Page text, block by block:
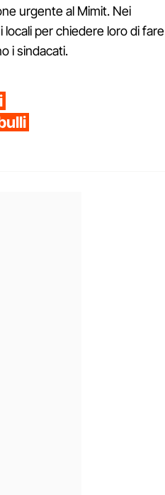
urgente al Mimit. Nei
per chiedere loro di fare
i sindacati.